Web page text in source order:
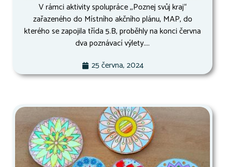
V rámci aktivity spolupráce ,,Poznej svůj kraj“
zařazeného do Místního akčního plánu, MAP, do
kterého se zapojila třída 5.B, proběhly na konci června
dva poznávací výlety....
25 června, 2024